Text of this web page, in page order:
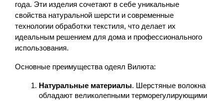
года. Эти изделия сочетают в себе уникальные
свойства натуральной шерсти и современные
технологии обработки текстиля, что делает их
идеальным решением для дома и профессионального
использования.
Основные преимущества одеял Вилюта:
Натуральные материалы. Шерстяные волокна
обладают великолепными терморегулирующими